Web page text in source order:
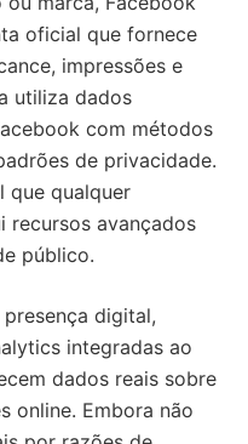
oficial que fornece
impressões e
utiliza dados
com métodos
de privacidade.
que qualquer
recursos avançados
público.
digital,
integradas ao
dados reais sobre
online. Embora não